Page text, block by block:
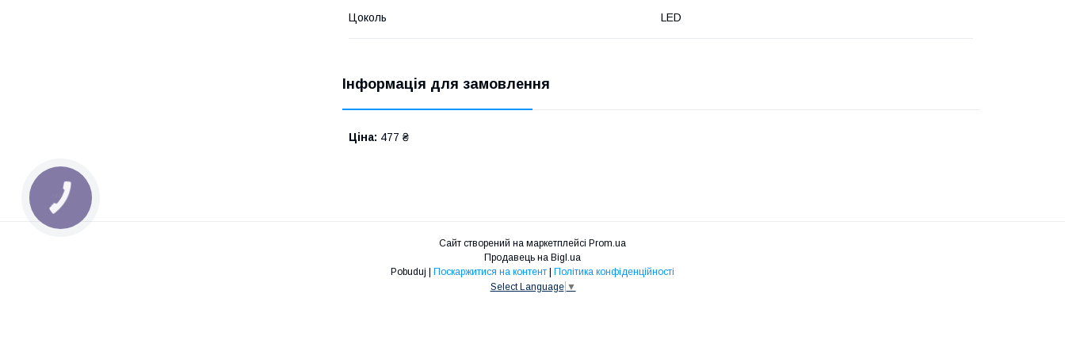
Цоколь LED
Інформація для замовлення
Ціна: 477 ₴
Сайт створений на маркетплейсі Prom.ua
Продавець на Bigl.ua
Pobuduj | Поскаржитися на контент | Політика конфіденційності
Select Language ▼
КНОПКА
ЗВ'ЯЗКУ